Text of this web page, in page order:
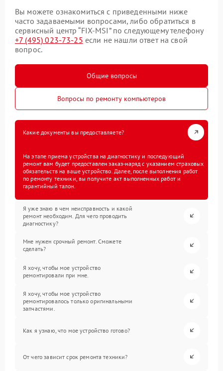
Вы можете ознакомиться с приведенными ниже
часто задаваемыми вопросами, либо обратиться в
сервисный центр “FIX-MSI” по следующему телефону
+7 (495) 023-73-25 если не нашли ответ на свой
вопрос.
Общие вопросы
Вопросы по ремонту компьютеров
Какие документы вы предоставляете?
На этапе приема устройства на диагностику и последующий
ремонт вам будет предоставлен заказ-наряд с указанием страховых
обязательств на ваше устройство. Далее, после выполнения работ
по ремонту техники, вы получите акт выполненных работ и
гарантийный талон.
Я уже знаю в чем неисправность и какой
ремонт необходим. Для чего проводить
диагностику?
Мне нужен срочный ремонт. Сможете
сделать?
Я хочу, чтобы мое устройство
ремонтировали при мне.
Я хочу, чтобы мое устройство
ремонтировалось только оригинальными
запчастями.
Как я узнаю, что мое устройство готово?
От чего зависит срок ремонта техники?